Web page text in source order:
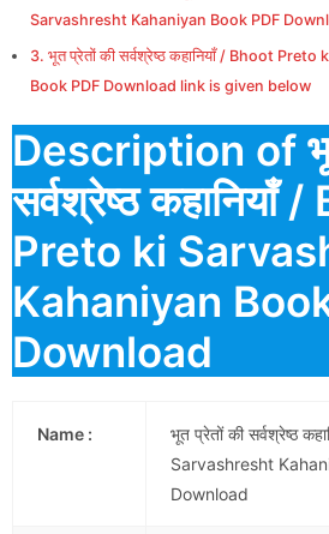
Sarvashresht Kahaniyan Book PDF
भूत प्रेतों की सर्वश्रेष्ठ कहानियाँ / Bhoot
Book PDF Download link is given below
Description of
सर्वश्रेष्ठ कहानियाँ
Preto ki
Kahaniyan
Download
Name :
भूत प्रेतों की सर्वश्रेष्ठ
Sarvashresht
Download